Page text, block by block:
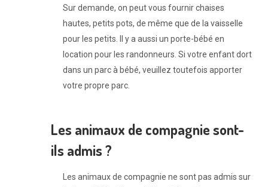
Sur demande, on peut vous fournir chaises
hautes, petits pots, de même que de la vaisselle
pour les petits. Il y a aussi un porte-bébé en
location pour les randonneurs. Si votre enfant dort
dans un parc à bébé, veuillez toutefois apporter
votre propre parc.
Les animaux de compagnie sont-
ils admis ?
Les animaux de compagnie ne sont pas admis sur